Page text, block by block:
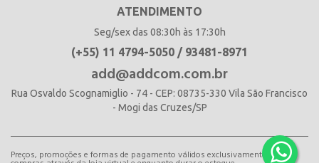
ATENDIMENTO
Seg/sex das 08:30h às 17:30h
(+55) 11 4794-5050 / 93481-8971
add@addcom.com.br
Rua Osvaldo Scognamiglio - 74 - CEP: 08735-330 Vila São Francisco
- Mogi das Cruzes/SP
Preços, promoções e formas de pagamento válidos exclusivamente para